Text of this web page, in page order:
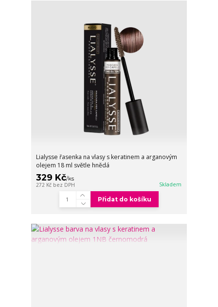
Lialysse řasenka na vlasy s keratinem a arganovým
olejem 18 ml světle hnědá
329 Kč/ks
272 Kč bez DPH Skladem
Přidat do košíku